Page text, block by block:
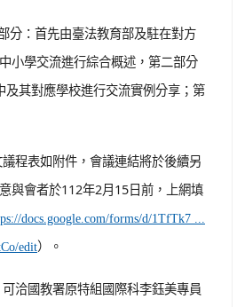
分：首先由臺法教育部及駐在對方
小學交流進行綜合概述，第二部分
及其對應學校進行交流實例分享；第
程表如附件，會議連結將於後續另
與會者於112年2月15日前，上網填
docs.google.com/forms/d/1TfTk7 ...
edit）。
洽國教署原特組國際科李鈺美專員